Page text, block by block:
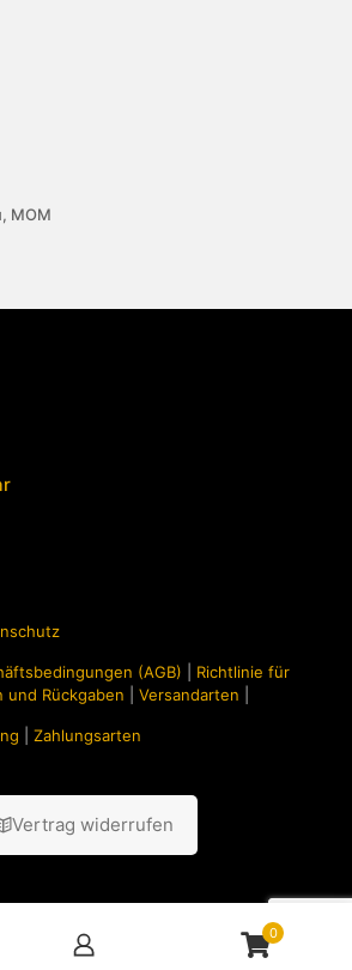
MOM
(AGB)
Richtlinie für
und Rückgaben
Versandarten
Zahlungsarten
Vertrag widerrufen
0